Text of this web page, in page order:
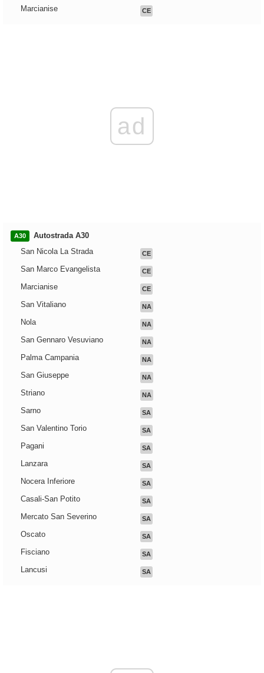
Marcianise CE
ad
A30
Autostrada A30
San Nicola La Strada
CE
San Marco Evangelista CE
Marcianise CE
San Vitaliano NA
Nola NA
San Gennaro Vesuviano NA
Palma Campania NA
San Giuseppe NA
Striano NA
Sarno SA
San Valentino Torio SA
Pagani SA
Lanzara SA
Nocera Inferiore SA
Casali-San Potito SA
Mercato San Severino SA
Oscato SA
Fisciano SA
Lancusi SA